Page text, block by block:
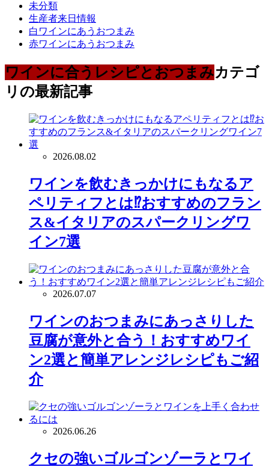
未分類
生産者来日情報
白ワインにあうおつまみ
赤ワインにあうおつまみ
ワインに合うレシピとおつまみカテゴ
リの最新記事
2026.08.02
ワインを飲むきっかけにもなるア
ペリティフとは⁉おすすめのフラン
ス&イタリアのスパークリングワ
イン7選
2026.07.07
ワインのおつまみにあっさりした
豆腐が意外と合う！おすすめワイ
ン2選と簡単アレンジレシピもご紹
介
2026.06.26
クセの強いゴルゴンゾーラとワイ